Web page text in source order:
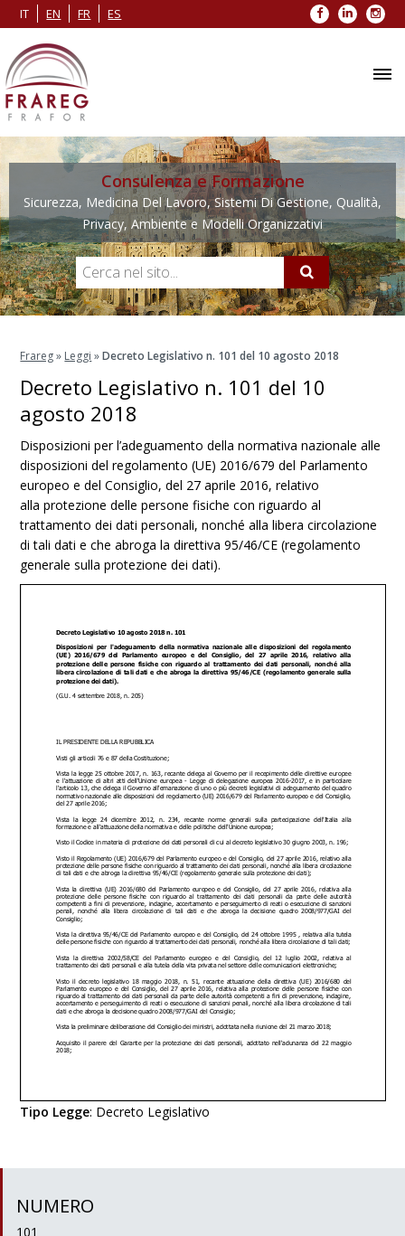
IT EN FR ES Facebook
LinkedIn
Consulenza e Formazione
Sicurezza, Medicina Del Lavoro, Sistemi Di Gestione, Qualità,
Privacy, Ambiente e Modelli Organizzativi
Frareg» Leggi »Decreto Legislativo n. 101 del 10 agosto 2018
Decreto Legislativo n. 101 del 10
agosto 2018
Disposizioni per l’adeguamento della normativa nazionale alle
disposizioni del regolamento(UE) 2016/679 del Parlamento
europeo e del Consiglio, del 27 aprile 2016, relativo
allaprotezione delle persone fisiche con riguardo al
trattamento dei dati personali, nonché allalibera circolazione
di tali dati e che abroga la direttiva 95/46/CE (regolamento
generale sullaprotezione dei dati).
Tipo Legge: Decreto Legislativo
NUMERO
101